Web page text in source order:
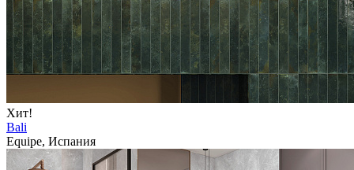
Хит!
Bali
Equipe, Испания